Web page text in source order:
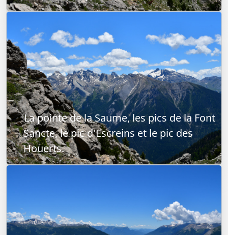
La pointe de la Saume, les pics de la Font
Sancte, le pic d'Escreins et le pic des
Houerts.